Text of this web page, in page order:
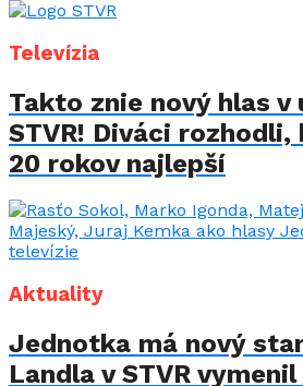
Televízia
Takto znie nový hlas v
STVR! Diváci
20 rokov najlepší
Aktuality
Jednotka má nový
Landla v STVR